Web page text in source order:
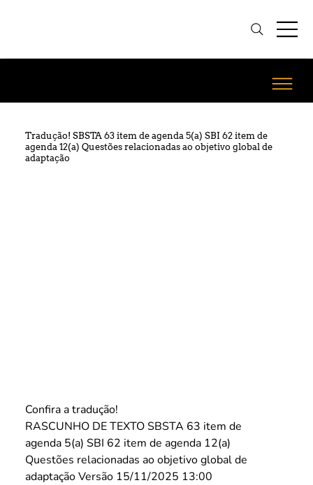
Tradução! SBSTA 63 item de agenda 5(a) SBI 62 item de
agenda 12(a) Questões relacionadas ao objetivo global de
adaptação
Confira a tradução!
RASCUNHO DE TEXTO SBSTA 63 item de
agenda 5(a) SBI 62 item de agenda 12(a)
Questões relacionadas ao objetivo global de
adaptação Versão 15/11/2025 13:00